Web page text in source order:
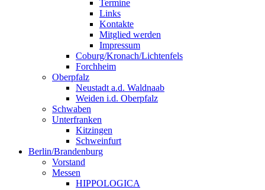
Termine
Links
Kontakte
Mitglied werden
Impressum
Coburg/Kronach/Lichtenfels
Forchheim
Oberpfalz
Neustadt a.d. Waldnaab
Weiden i.d. Oberpfalz
Schwaben
Unterfranken
Kitzingen
Schweinfurt
Berlin/Brandenburg
Vorstand
Messen
HIPPOLOGICA